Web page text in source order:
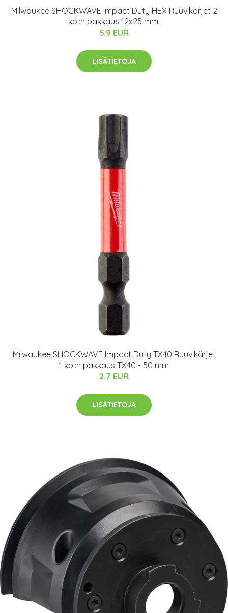
Milwaukee SHOCKWAVE Impact Duty HEX Ruuvikärjet 2
kpl:n pakkaus 12x25 mm.
5.9 EUR
LISÄTIETOJA
Milwaukee SHOCKWAVE Impact Duty TX40 Ruuvikärjet
1 kpl:n pakkaus TX40 - 50 mm
2.7 EUR
LISÄTIETOJA